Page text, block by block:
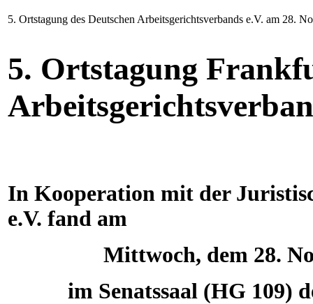
5. Ortstagung des Deutschen Arbeitsgerichtsverbands e.V. am 28.
5. Ortstagung
In Kooperation mit der
e.V. fand am
Mittwoch, dem 28.
im Senatssaal (HG 109)